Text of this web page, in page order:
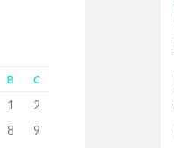
B C
1
2
8
9